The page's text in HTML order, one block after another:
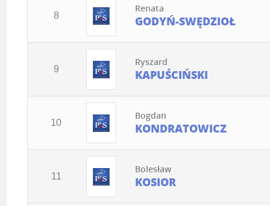
8
Renata
GODYŃ-SWĘDZIOŁ
9
Ryszard
KAPUŚCIŃSKI
10
Bogdan
KONDRATOWICZ
11
Bolesław
KOSIOR